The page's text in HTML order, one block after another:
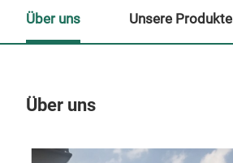
Über uns
Über uns Unsere Produkte